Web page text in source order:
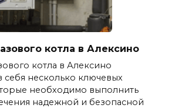
котла в Алексино
котла в Алексино
себя несколько ключевых
необходимо выполнить
надежной и безопасной